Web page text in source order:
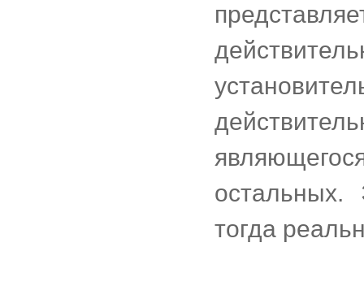
остальных.
тогда